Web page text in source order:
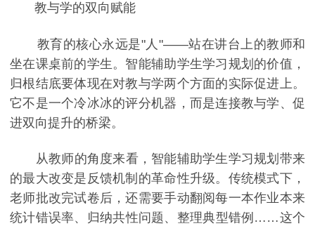
教与学的双向赋能
教育的核心永远是"人"——站在讲台上的教师和
坐在课桌前的学生。智能辅助学生学习规划的价值，
归根结底要体现在对教与学两个方面的实际促进上。
它不是一个冷冰冰的评分机器，而是连接教与学、促
进双向提升的桥梁。
从教师的角度来看，智能辅助学生学习规划带来
的最大改变是反馈机制的革命性升级。传统模式下，
老师批改完试卷后，还需要手动翻阅每一本作业本来
统计错误率、归纳共性问题、整理典型错例……这个